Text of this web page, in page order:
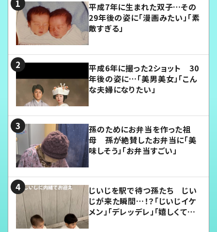
平成7年に生まれた双子…その
29年後の姿に「漫画みたい」「素
敵すぎる」
平成6年に撮った2ショット 30
年後の姿に…「美男美女」「こん
な夫婦になりたい」
孫のためにお弁当を作った祖
母 孫が絶賛したお弁当に「美
味しそう」「お弁当すごい」
じいじを駅で待つ孫たち じい
じが来た瞬間…！？「じいじイケ
メン」「デレッデレ」「嬉しくて可